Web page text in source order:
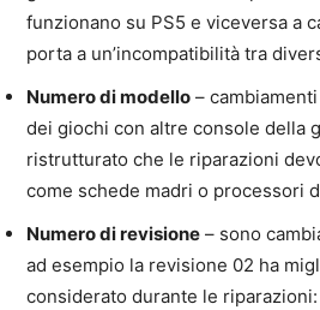
funzionano su PS5 e viceversa a
porta a un’incompatibilità tra
Numero di modello –
dei giochi con altre console della
ristrutturato che le riparazioni
come schede madri o processori
Numero di revisione – sono
ad esempio la revisione 02 ha
considerato durante le